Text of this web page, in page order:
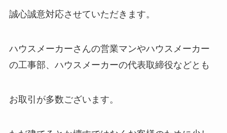
誠心誠意対応させていただきます。
ハウスメーカーさんの営業マンやハウスメーカー
の工事部、ハウスメーカーの代表取締役などとも
お取引が多数ございます。